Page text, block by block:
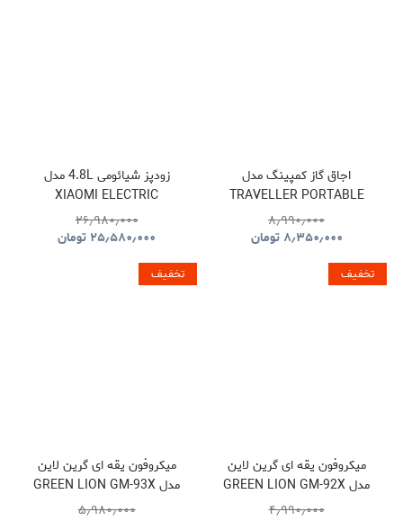
اجاق گاز کمپینگ مدل
TRAVELLER PORTABLE
BBQ HYBQ015
۸٫۹۹۰٫۰۰۰
۸٫۳۵۰٫۰۰۰ تومان
زودپز شیائومی 4.8L مدل
XIAOMI ELECTRIC
PRESSURE COOKER
۲۶٫۹۸۰٫۰۰۰
۲۵٫۵۸۰٫۰۰۰ تومان
تخفیف
میکروفون یقه ای گرین لاین
مدل GREEN LION GM-92X
GNGM92XWMBK
۴٫۹۹۰٫۰۰۰
تخفیف
میکروفون یقه ای گرین لاین
مدل GREEN LION GM-93X
GNGM93XMICBK
۵٫۹۸۰٫۰۰۰